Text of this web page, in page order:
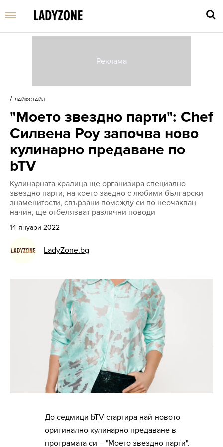
и
/ ЛАЙФСТАЙЛ
"Моето звездно парти": Chef
Силвена Роу започва ново
кулинарно предаване по
bTV
Кулинарната кралица ще организира специално
звездно парти, на което заедно с любими български
знаменитости, свързани помежду си по неочакван
начин, ще отбелязват различни поводи
14 януари 2022
LadyZone.bg
До седмици bTV стартира най-новото
оригинално кулинарно предаване в
програмата си – "Моето звездно парти".